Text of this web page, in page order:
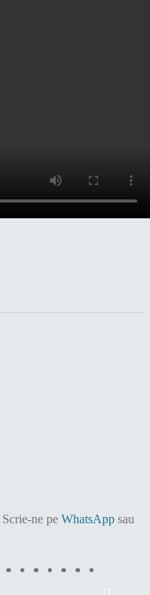
Scrie-ne pe WhatsAppsau